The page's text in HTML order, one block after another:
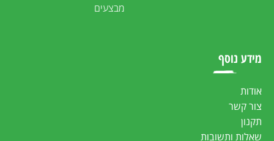
מבצעים
מידע נוסף
אודות
צור קשר
תקנון
שאלות ותשובות